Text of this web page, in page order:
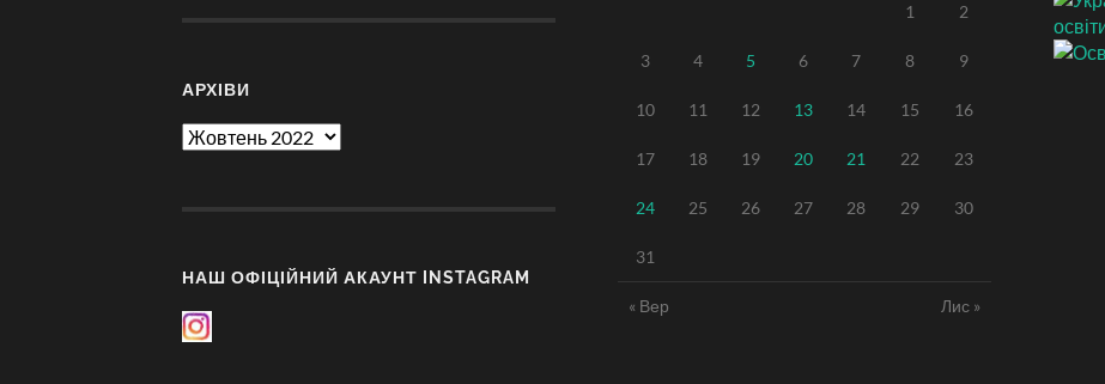
АРХІВИ
Архіви
НАШ ОФІЦІЙНИЙ АКАУНТ INSTAGRAM
1 2
3 4 5 6 7 8 9
10 11 12 13 14 15 16
17 18 19 20 21 22 23
24 25 26 27 28 29 30
31
« Вер Лис »